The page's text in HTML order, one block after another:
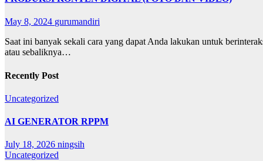
May 8, 2024 gurumandiri
Saat ini banyak sekali cara yang dapat Anda lakukan untuk
atau sebaliknya…
Recently Post
Uncategorized
AI GENERATOR RPPM
July 18, 2026 ningsih
Uncategorized